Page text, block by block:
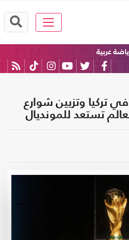
عربية
تركيا وتزيين شوارع
تستعد للمونديال